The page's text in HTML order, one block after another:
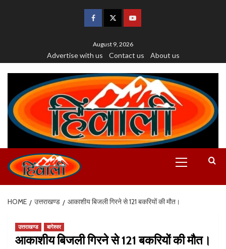
August 9, 2026
Advertise with us Contact us About us
HOME उत्तराखण्ड आकाशीय बिजली गिरने से 121 बकरियों की मौत।
उत्तराखण्ड बागेश्वर
आकाशीय बिजली गिरने से 121 बकरियों की मौत।